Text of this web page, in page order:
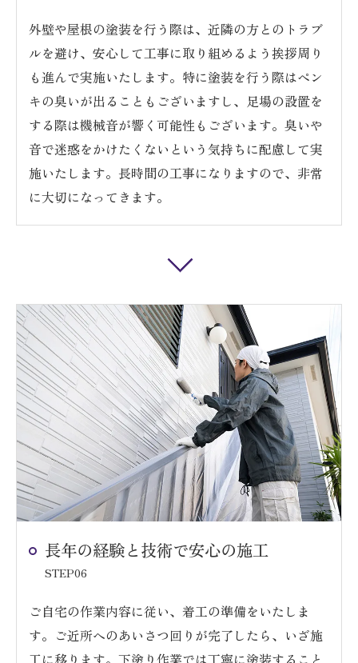
外壁や屋根の塗装を行う際は、近隣の方とのトラブ
ルを避け、安心して工事に取り組めるよう挨拶周り
も進んで実施いたします。特に塗装を行う際はペン
キの臭いが出ることもございますし、足場の設置を
する際は機械音が響く可能性もございます。臭いや
音で迷惑をかけたくないという気持ちに配慮して実
施いたします。長時間の工事になりますので、非常
に大切になってきます。
長年の経験と技術で安心の施工
STEP06
ご自宅の作業内容に従い、着工の準備をいたしま
す。ご近所へのあいさつ回りが完了したら、いざ施
工に移ります。下塗り作業では丁寧に塗装すること